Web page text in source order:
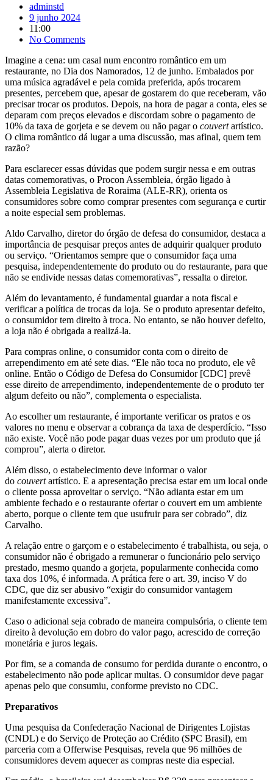
adminstd
9 junho 2024
11:00
No Comments
Imagine a cena: um casal num encontro romântico em um
restaurante, no Dia dos Namorados, 12 de junho. Embalados por
uma música agradável e pela comida preferida, após trocarem
presentes, percebem que, apesar de gostarem do que receberam, vão
precisar trocar os produtos. Depois, na hora de pagar a conta, eles se
deparam com preços elevados e discordam sobre o pagamento de
10% da taxa de gorjeta e se devem ou não pagar o couvertartístico.
O clima romântico dá lugar a uma discussão, mas afinal, quem tem
razão?
Para esclarecer essas dúvidas que podem surgir nessa e em outras
datas comemorativas, o Procon Assembleia, órgão ligado à
Assembleia Legislativa de Roraima (ALE-RR), orienta os
consumidores sobre como comprar presentes com segurança e curtir
a noite especial sem problemas.
Aldo Carvalho, diretor do órgão de defesa do consumidor, destaca a
importância de pesquisar preços antes de adquirir qualquer produto
ou serviço. “Orientamos sempre que o consumidor faça uma
pesquisa, independentemente do produto ou do restaurante, para que
não se endivide nessas datas comemorativas”, ressalta o diretor.
Além do levantamento, é fundamental guardar a nota fiscal e
verificar a política de trocas da loja. Se o produto apresentar defeito,
o consumidor tem direito à troca. No entanto, se não houver defeito,
a loja não é obrigada a realizá-la.
Para compras online, o consumidor conta com o direito de
arrependimento em até sete dias. “Ele não toca no produto, ele vê
online. Então o Código de Defesa do Consumidor [CDC] prevê
esse direito de arrependimento, independentemente de o produto ter
algum defeito ou não”, complementa o especialista.
Ao escolher um restaurante, é importante verificar os pratos e os
valores no menu e observar a cobrança da taxa de desperdício. “Isso
não existe. Você não pode pagar duas vezes por um produto que já
comprou”, alerta o diretor.
Além disso, o estabelecimento deve informar o valor
do couvertartístico. E a apresentação precisa estar em um local onde
o cliente possa aproveitar o serviço. “Não adianta estar em um
ambiente fechado e o restaurante ofertar o couvert em um ambiente
aberto, porque o cliente tem que usufruir para ser cobrado”, diz
Carvalho.
A relação entre o garçom e o estabelecimento é trabalhista, ou seja, o
consumidor não é obrigado a remunerar o funcionário pelo serviço
prestado, mesmo quando a gorjeta, popularmente conhecida como
taxa dos 10%, é informada. A prática fere o art. 39, inciso V do
CDC, que diz ser abusivo “exigir do consumidor vantagem
manifestamente excessiva”.
Caso o adicional seja cobrado de maneira compulsória, o cliente tem
direito à devolução em dobro do valor pago, acrescido de correção
monetária e juros legais.
Por fim, se a comanda de consumo for perdida durante o encontro, o
estabelecimento não pode aplicar multas. O consumidor deve pagar
apenas pelo que consumiu, conforme previsto no CDC.
Preparativos
Uma pesquisa da Confederação Nacional de Dirigentes Lojistas
(CNDL) e do Serviço de Proteção ao Crédito (SPC Brasil), em
parceria com a Offerwise Pesquisas, revela que 96 milhões de
consumidores devem aquecer as compras neste dia especial.